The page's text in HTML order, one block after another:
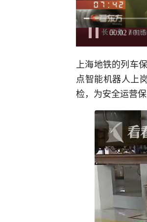
上海地铁的列车
点智能机器人上
检，为安全运营保